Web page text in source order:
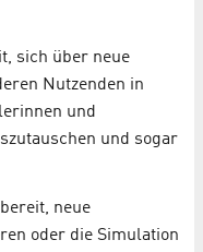
sich über neue
Nutzenden in
und
und sogar
neue
oder die Simulation